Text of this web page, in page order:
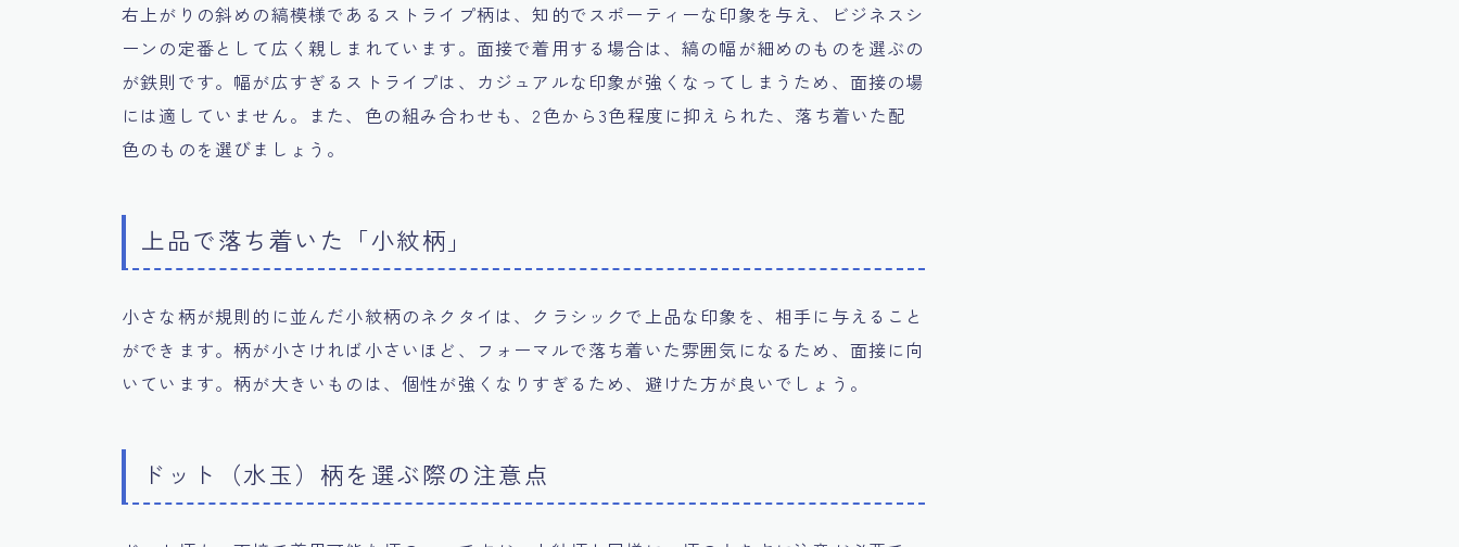
右上がりの斜めの縞模様であるストライプ柄は、知的でスポーティーな印象を与え、ビジネスシ
ーンの定番として広く親しまれています。面接で着用する場合は、縞の幅が細めのものを選ぶの
が鉄則です。幅が広すぎるストライプは、カジュアルな印象が強くなってしまうため、面接の場
には適していません。また、色の組み合わせも、2色から3色程度に抑えられた、落ち着いた配
色のものを選びましょう。
上品で落ち着いた「小紋柄」
小さな柄が規則的に並んだ小紋柄のネクタイは、クラシックで上品な印象を、相手に与えること
ができます。柄が小さければ小さいほど、フォーマルで落ち着いた雰囲気になるため、面接に向
いています。柄が大きいものは、個性が強くなりすぎるため、避けた方が良いでしょう。
ドット（水玉）柄を選ぶ際の注意点